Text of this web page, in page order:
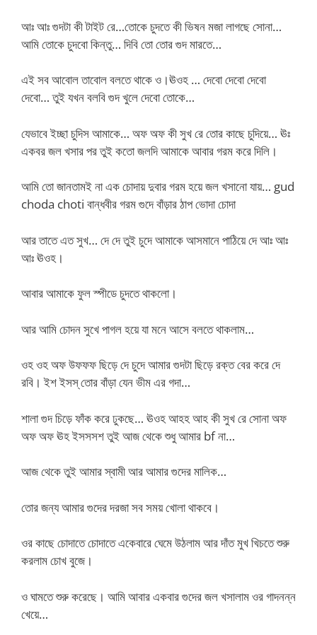
আঃ আঃ গুদটা কী টাইট রে…তোকে চুদতে কী ভিষন মজা লাগছে সোনা…
আমি তোকে চুদবো কিন্তু… দিবি তো তোর গুদ মারতে…
এই সব আবোল তাবোল বলতে থাকে ও।ঊওহ … দেবো দেবো দেবো
দেবো… তুই যখন বলবি গুদ খুলে দেবো তোকে…
যেভাবে ইচ্ছা চুদিস আমাকে… অফ অফ কী সুখ রে তোর কাছে চুদিয়ে… ঊঃ
একবর জল খসার পর তুই কতো জলদি আমাকে আবার গরম করে দিলি।
আমি তো জানতামই না এক চোদায় দুবার গরম হয়ে জল খসানো যায়… gud
choda choti বান্ধবীর গরম গুদে বাঁড়ার ঠাপ ভোদা চোদা
আর তাতে এত সুখ… দে দে তুই চুদে আমাকে আসমানে পাঠিয়ে দে আঃ আঃ
আঃ ঊওহ।
আবার আমাকে ফুল স্পীডে চুদতে থাকলো।
আর আমি চোদন সুখে পাগল হয়ে যা মনে আসে বলতে থাকলাম…
ওহ ওহ অফ উফফফ ছিড়ে দে চুদে আমার গুদটা ছিড়ে রক্ত বের করে দে
রবি। ইশ ইসস্ তোর বাঁড়া যেন ভীম এর গদা…
শালা গুদ চিড়ে ফাঁক করে ঢুকছে… ঊওহ আহহ আহ কী সুখ রে সোনা অফ
অফ অফ ঊহ ইসসসশ তুই আজ থেকে শুধু আমার bf না…
আজ থেকে তুই আমার স্বামী আর আমার গুদের মালিক…
তোর জন্য আমার গুদের দরজা সব সময় খোলা থাকবে।
ওর কাছে চোদাতে চোদাতে একেবারে ঘেমে উঠলাম আর দাঁত মুখ খিচতে শুরু
করলাম চোখ বুজে।
ও ঘামতে শুরু করেছে। আমি আবার একবার গুদের জল খসালাম ওর গাদনন্ন
খেয়ে…